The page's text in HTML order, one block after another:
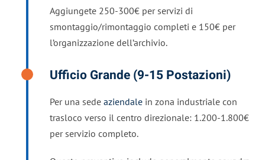
Aggiungete 250-300€ per servizi di
smontaggio/rimontaggio completi e 150€ per
l’organizzazione dell’archivio.
Ufficio Grande (9-15 Postazioni)
Per una sede aziendale in zona industriale con
trasloco verso il centro direzionale: 1.200-1.800€
per servizio completo.